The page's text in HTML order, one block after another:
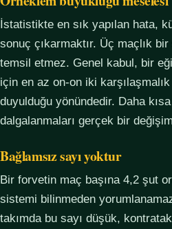
İstatistikte en sık yapılan hata,
sonuç çıkarmaktır. Üç maçlık
temsil etmez. Genel kabul, bir
için en az on-on iki
duyulduğu yönündedir. Daha
dalgalanmaları gerçek bir
Bağlamsız sayı yoktur
Bir forvetin maç başına 4,2 şut
sistemi bilinmeden
takımda bu sayı düşük, kontratak